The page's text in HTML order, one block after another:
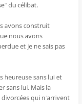
du célibat.
avons construit
nous avons
et je ne sais pas
heureuse sans lui et
sans lui. Mais la
qui n'arrivent